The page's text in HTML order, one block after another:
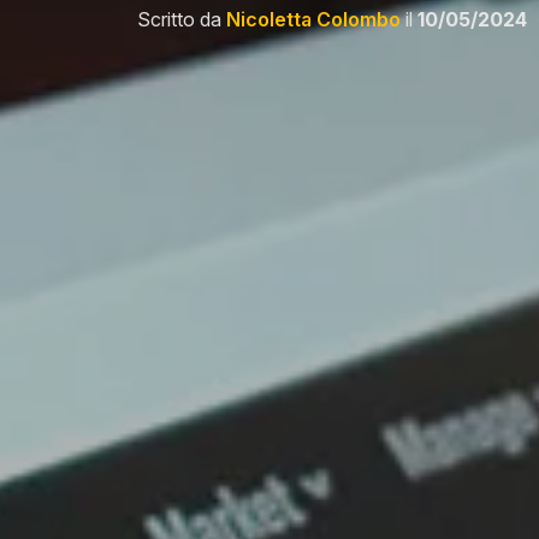
Scritto da Nicoletta Colomboil10/05/2024